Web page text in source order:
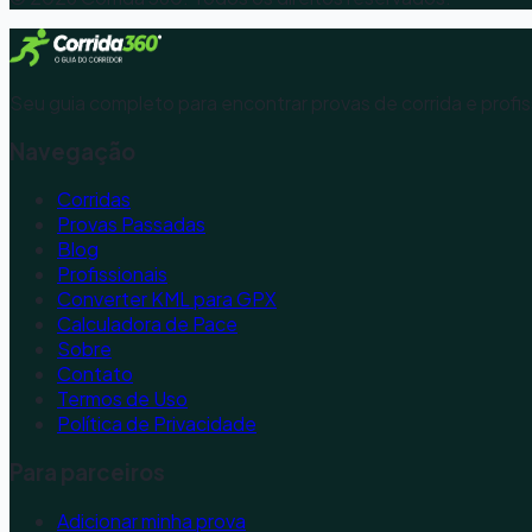
Seu guia completo para encontrar provas de corrida e
Navegação
Corridas
Provas Passadas
Blog
Profissionais
Converter KML para GPX
Calculadora de Pace
Sobre
Contato
Termos de Uso
Política de Privacidade
Para parceiros
Adicionar minha prova